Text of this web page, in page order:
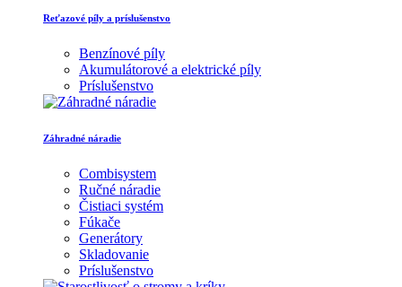
Reťazové píly a príslušenstvo
Benzínové píly
Akumulátorové a elektrické píly
Príslušenstvo
Záhradné náradie
Combisystem
Ručné náradie
Čistiaci systém
Fúkače
Generátory
Skladovanie
Príslušenstvo